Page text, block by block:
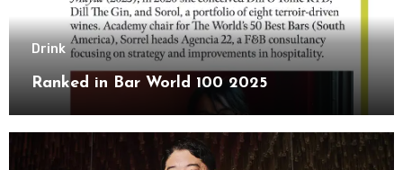
Drink
Ranked in Bar World 100 2025